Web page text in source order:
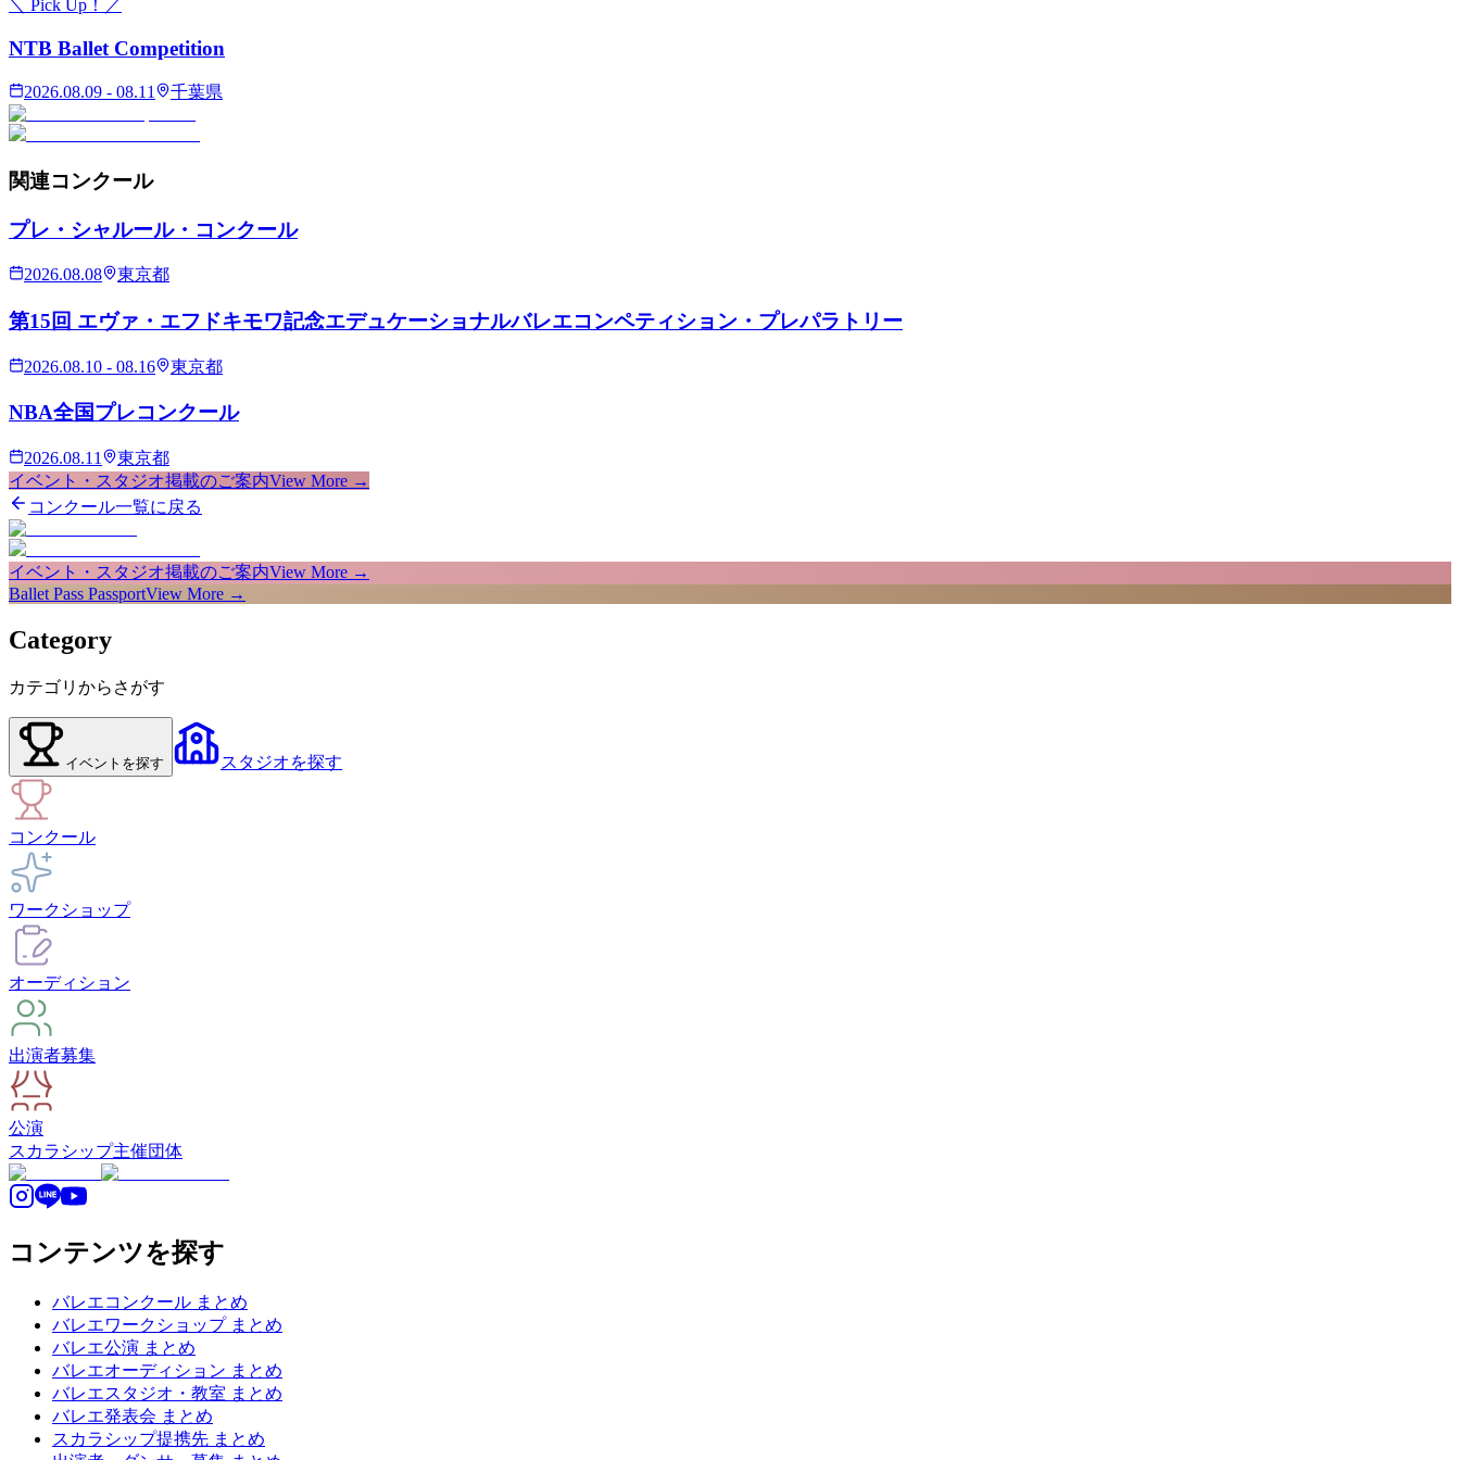
＼ Pick Up！／
NTB Ballet Competition
2026.08.09 - 08.11 千葉県
関連コンクール
プレ・シャルール・コンクール
2026.08.08 東京都
第15回 エヴァ・エフドキモワ記念エデュケーショナルバレエコンペティション・プレパラトリー
2026.08.10 - 08.16 東京都
NBA全国プレコンクール
2026.08.11
東京都
イベント・スタジオ掲載のご案内View More →
コンクール一覧に戻る
イベント・スタジオ掲載のご案内View More →
Ballet Pass PassportView More →
Category
カテゴリからさがす
イベント を探す スタジオを探す
コンクール
ワークショップ
オーディション
出演者募集
公演
スカラシップ主催団体
コンテンツを探す
バレエコンクール まとめ
バレエワークショップ まとめ
バレエ公演 まとめ
バレエオーディション まとめ
バレエスタジオ・教室 まとめ
バレエ発表会 まとめ
スカラシップ提携先 まとめ